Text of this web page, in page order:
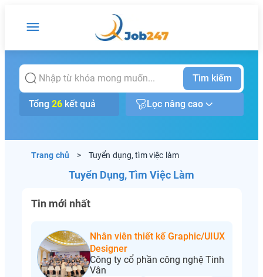
Tìm kiếm
Tổng 26 kết quả Lọc nâng cao
Trang chủ > Tuyển dụng, tìm việc làm
Tuyển Dụng, Tìm Việc Làm
Tin mới nhất
Nhân viên thiết kế Graphic/UIUX
Designer
Công ty cổ phần công nghệ Tinh
Vân